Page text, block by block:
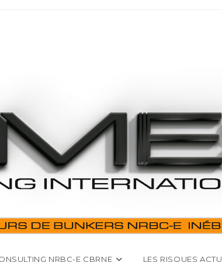
NRBC-E CBRNE LES RISQUES